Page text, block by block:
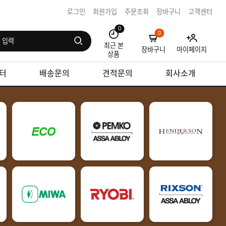
로그인 회원가입 주문조회 장바구니 고객센터
0
최근 본
상품
0
장바구니 마이페이지
배송문의 견적문의 회사소개